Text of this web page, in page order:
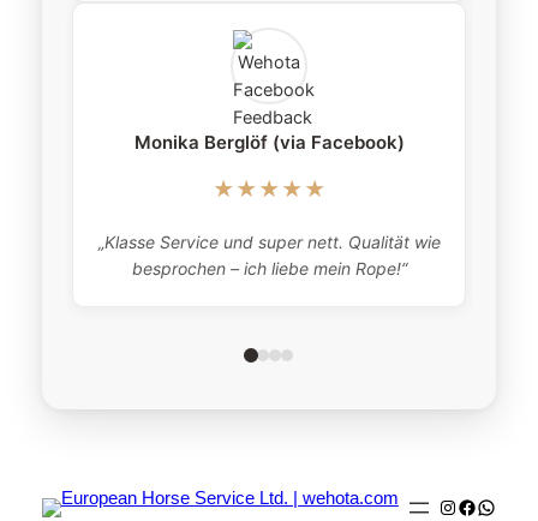
Monika Berglöf (via Facebook)
★★★★★
„Klasse Service und super nett. Qualität wie
besprochen – ich liebe mein Rope!“
Instagram